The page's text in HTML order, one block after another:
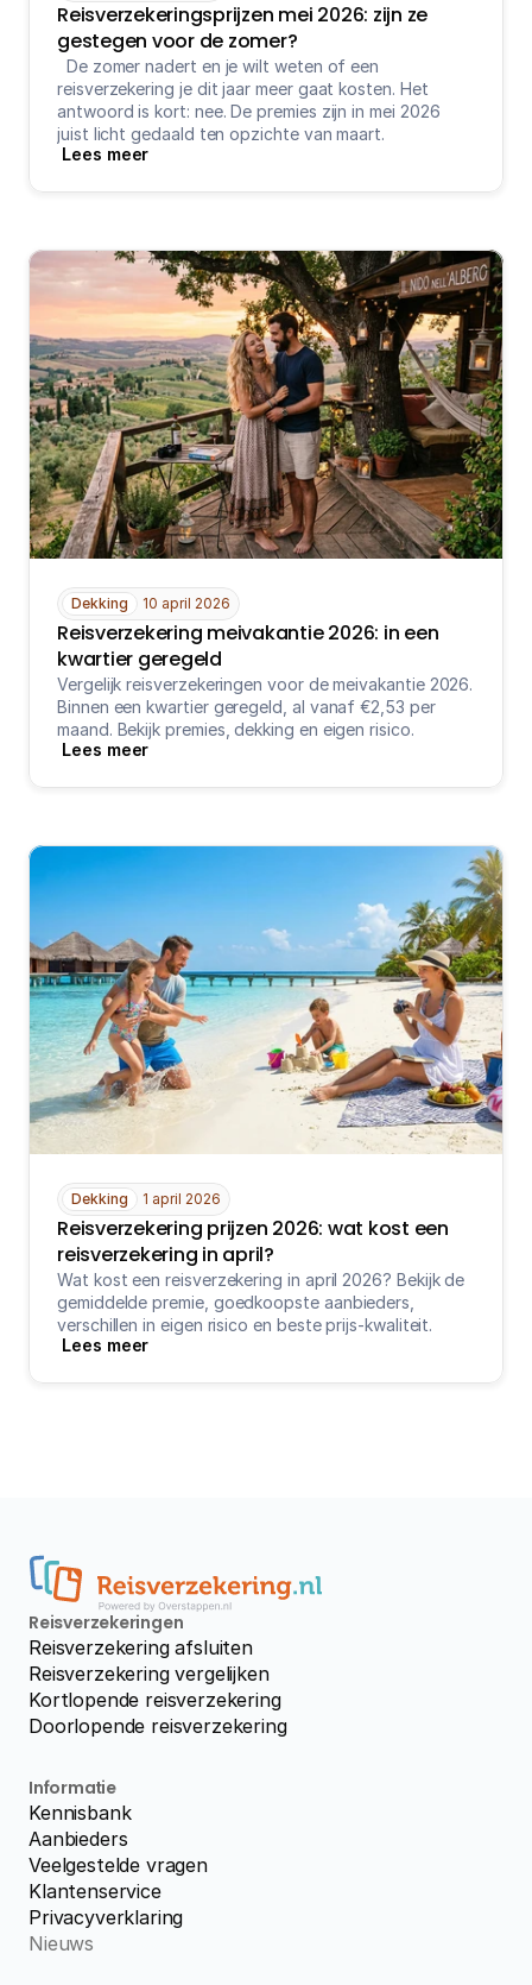
Reisverzekeringsprijzen mei 2026: zijn ze
gestegen voor de zomer?
reisverzekering je dit jaar meer gaat kosten. Het
antwoord is kort: nee. De premies zijn in mei 2026
juist licht gedaald ten opzichte van maart.
Lees meer
Dekking 10 april 2026
Reisverzekering meivakantie 2026: in een
kwartier geregeld
Vergelijk reisverzekeringen voor de meivakantie 2026.
Binnen een kwartier geregeld, al vanaf €2,53 per
maand. Bekijk premies, dekking en eigen risico.
Lees meer
Dekking 1 april 2026
Reisverzekering prijzen 2026: wat kost een
reisverzekering in april?
Wat kost een reisverzekering in april 2026? Bekijk de
gemiddelde premie, goedkoopste aanbieders,
verschillen in eigen risico en beste prijs-kwaliteit.
Lees meer
Reisverzekeringen
Reisverzekering afsluiten
Reisverzekering vergelijken
Kortlopende reisverzekering
Doorlopende reisverzekering
Informatie
Kennisbank
Aanbieders
Veelgestelde vragen
Klantenservice
Privacyverklaring
Nieuws